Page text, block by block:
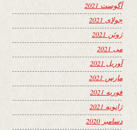
آگوست 2021
جولای 2021
ژوئن 2021
می 2021
آوریل 2021
مارس 2021
فوریه 2021
ژانویه 2021
دسامبر 2020